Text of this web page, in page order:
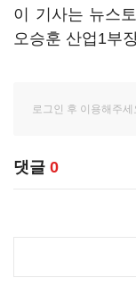
이 기사는 뉴스
오승훈 산업1부
댓글 0